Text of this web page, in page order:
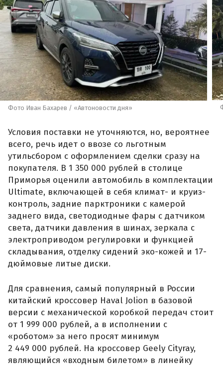
Фото Иван Бахарев / «Автоновости дня»
Условия поставки не уточняются, но, вероятнее
всего, речь идет о ввозе со льготным
утильсбором с оформлением сделки сразу на
покупателя. В 1 350 000 рублей в столице
Приморья оценили автомобиль в комплектации
Ultimate, включающей в себя климат- и круиз-
контроль, задние парктроники с камерой
заднего вида, светодиодные фары с датчиком
света, датчики давления в шинах, зеркала с
электроприводом регулировки и функцией
складывания, отделку сидений эко-кожей и 17-
дюймовые литые диски.
Для сравнения, самый популярный в России
китайский кроссовер Haval Jolion в базовой
версии с механической коробкой передач стоит
от 1 999 000 рублей, а в исполнении с
«роботом» за него просят минимум
2 449 000 рублей. На кроссовер Geely Cityray,
являющийся «входным билетом» в линейку